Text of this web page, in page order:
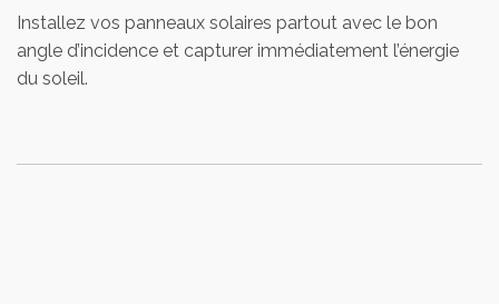
Installez vos panneaux solaires partout avec le bon
angle d’incidence et capturer immédiatement l’énergie
du soleil.